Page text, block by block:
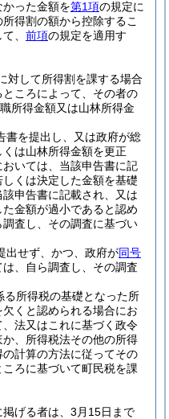
った金額を第1項の規定に
所得割の額から控除するこ
、 前項の規定を適用す
対して所得割を課する場合
ところによって、その者の
所得金額又は山林所得金
書を提出し、又は政府が総
は山林所得金額を更正
いては、当該申告書に記
くは決定した金額を基礎
該申告書に記載され、又は
金額が過小であると認め
査し、その調査に基づい
出せず、かつ、政府が同号
、自ら調査し、その調査
所得税の基礎となった所
くと認められる場合にお
法又はこれに基づく政令
、所得税法その他の所得
計算の方法に従ってその
ろに基づいて町民税を課
掲げる者は、3月15日まで